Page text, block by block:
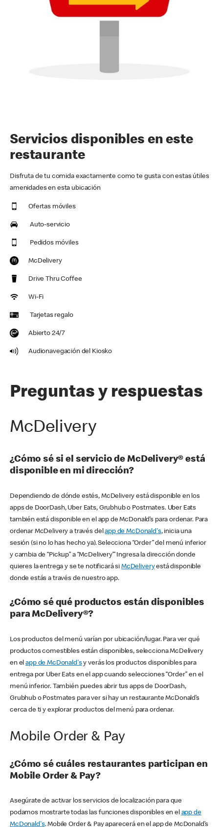
Servicios disponibles en este
restaurante
Disfruta de tu comida exactamente como te gusta con estas útiles
amenidades en esta ubicación
Ofertas móviles
Auto-servicio
Pedidos móviles
McDelivery
Drive Thru Coffee
Wi-Fi
Tarjetas regalo
Abierto 24/7
Audionavegación del Kiosko
Preguntas y respuestas
McDelivery
¿Cómo sé si el servicio de McDelivery® está
disponible en mi dirección?
Dependiendo de dónde estés, McDelivery está disponible en los
apps de DoorDash, Uber Eats, Grubhub o Postmates. Uber Eats
también está disponible en el app de McDonald’s para ordenar. Para
ordenar McDelivery a través delapp de McDonald's, inicia una
sesión (si no lo has hecho ya). Selecciona “Order” del menú inferior
y cambia de “Pickup” a “McDelivery’” Ingresa la dirección donde
quieres la entrega y se te notificará si McDeliveryestá disponible
donde estás a través de nuestro app.
¿Cómo sé qué productos están disponibles
para McDelivery®?
Los productos del menú varían por ubicación/lugar. Para ver qué
productos comestibles están disponibles, selecciona McDelivery
en elapp de McDonald'sy verás los productos disponibles para
entrega por Uber Eats en el app cuando selecciones “Order” en el
menú inferior. También puedes abrir tus apps de DoorDash,
Grubhub o Postmates para ver si hay un restaurante McDonald’s
cerca de ti y explorar productos del menú para ordenar.
Mobile Order & Pay
¿Cómo sé cuáles restaurantes participan en
Mobile Order & Pay?
Asegúrate de activar los servicios de localización para que
podamos mostrarte todas las funciones disponibles en el app de
McDonald's. Mobile Order & Pay aparecerá en el app de McDonald’s